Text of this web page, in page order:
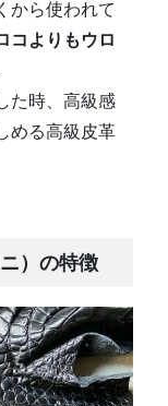
から使われて
コよりもウロ
た時、高級感
める高級皮革
）の特徴